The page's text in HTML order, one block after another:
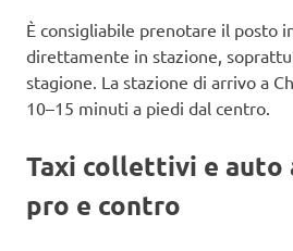
È consigliabile prenotare il posto
direttamente in stazione,
stagione. La stazione di arrivo a
10–15 minuti a piedi dal centro.
Taxi collettivi e auto
pro e contro